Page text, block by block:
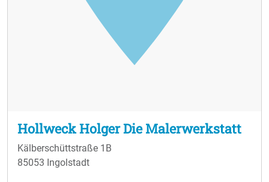
dank der Treue unserer Kunden auch nach mehr als 15
Jahren erfolgreich am Markt bestehen und wachsen.
Unser begleitender Service und die regelmäßige
Schulung unseres gesamten Teams begründet unser
Hollweck Holger Die Malerwerkstatt
Kälberschüttstraße 1B
85053 Ingolstadt